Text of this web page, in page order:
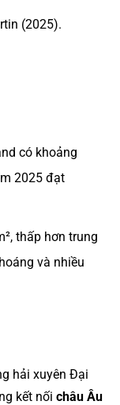
(2025).
có khoảng
2025 đạt
thấp hơn trung
và nhiều
hải xuyên Đại
kết nối châu Âu